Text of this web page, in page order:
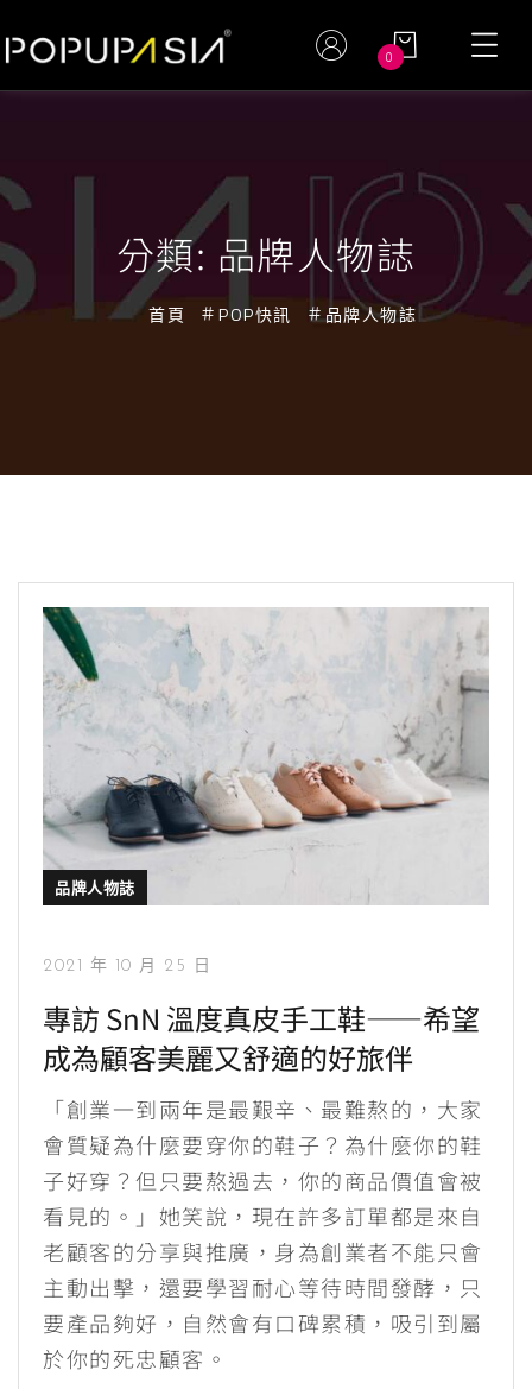
0
分類: 品牌人物誌
首頁 POP快訊 品牌人物誌
品牌人物誌
2021 年 10 月 25 日
專訪 SnN 溫度真皮手工鞋——希望
成為顧客美麗又舒適的好旅伴
「創業一到兩年是最艱辛、最難熬的，大家
會質疑為什麼要穿你的鞋子？為什麼你的鞋
子好穿？但只要熬過去，你的商品價值會被
看見的。」她笑說，現在許多訂單都是來自
老顧客的分享與推廣，身為創業者不能只會
主動出擊，還要學習耐心等待時間發酵，只
要產品夠好，自然會有口碑累積，吸引到屬
於你的死忠顧客。